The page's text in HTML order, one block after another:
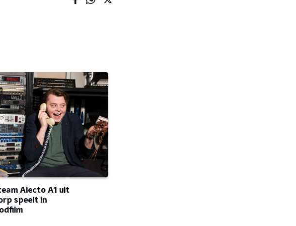
Alecto A1 uit
speelt in